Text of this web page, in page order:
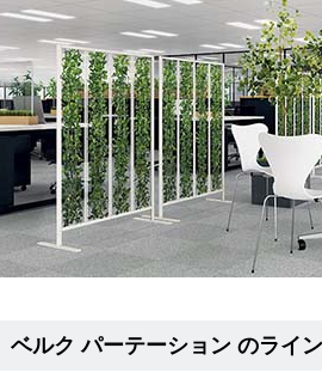
ベルク パーテーション のライ